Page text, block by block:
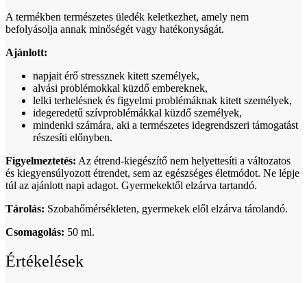
A termékben természetes üledék keletkezhet, amely nem
befolyásolja annak minőségét vagy hatékonyságát.
Ajánlott:
napjait érő stressznek kitett személyek,
alvási problémokkal küzdő embereknek,
lelki terhelésnek és figyelmi problémáknak kitett személyek,
idegeredetű szívproblémákkal küzdő személyek,
mindenki számára, aki a természetes idegrendszeri támogatást
részesíti előnyben.
Figyelmeztetés: Az étrend-kiegészítő nem helyettesíti a változatos
és kiegyensúlyozott étrendet, sem az egészséges életmódot. Ne lépje
túl az ajánlott napi adagot. Gyermekektől elzárva tartandó.
Tárolás: Szobahőmérsékleten, gyermekek elől elzárva tárolandó.
Csomagolás: 50 ml.
Értékelések